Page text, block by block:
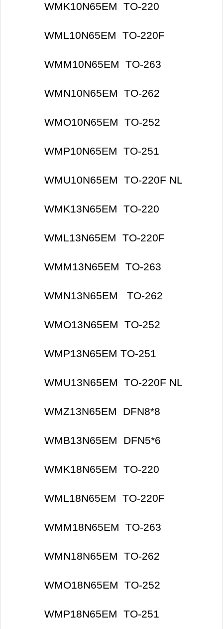
WMK10N65EM TO-220
WML10N65EM TO-220F
WMM10N65EM TO-263
WMN10N65EM TO-262
WMO10N65EM TO-252
WMP10N65EM TO-251
WMU10N65EM TO-220F NL
WMK13N65EM TO-220
WML13N65EM TO-220F
WMM13N65EM TO-263
WMN13N65EM TO-262
WMO13N65EM TO-252
WMP13N65EM TO-251
WMU13N65EM TO-220F NL
WMZ13N65EM DFN8*8
WMB13N65EM DFN5*6
WMK18N65EM TO-220
WML18N65EM TO-220F
WMM18N65EM TO-263
WMN18N65EM TO-262
WMO18N65EM TO-252
WMP18N65EM TO-251